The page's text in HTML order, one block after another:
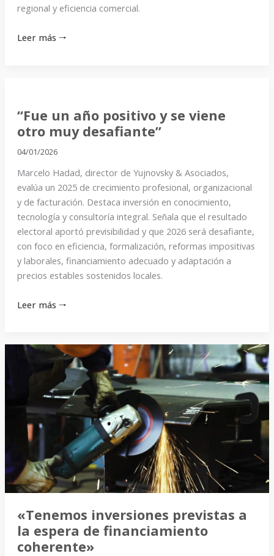
regional y eficiencia comercial.
Leer más 🠒
“Fue un año positivo y se viene
otro muy desafiante”
04/01/2026
Marcelo Hadad, director de Yujnovsky & Asociados,
evalúa un 2025 de crecimiento profesional, organizacional
y de facturación. Destaca inversión en conocimiento,
tecnología y consultoría integral. Señala que el resultado
electoral aportó previsibilidad y que 2026 será desafiante,
con foco en eficiencia, formalización, reformas impositivas
y laborales, financiamiento adecuado y adaptación a
precios estables sostenidos locales.
año
positivo
y
viene
otro
muy
desafiante”
Leer más 🠒
«Tenemos inversiones previstas a
la espera de financiamiento
coherente»
«Tenemos
inversiones
previstas
espera
financiamiento
coherente»